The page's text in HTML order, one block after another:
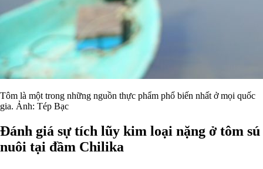
Tôm là một trong những nguồn thực phẩm phổ biến nhất ở mọi quốc
gia. Ảnh: Tép Bạc
Đánh giá sự tích lũy kim loại nặng ở tôm sú
nuôi tại đầm Chilika